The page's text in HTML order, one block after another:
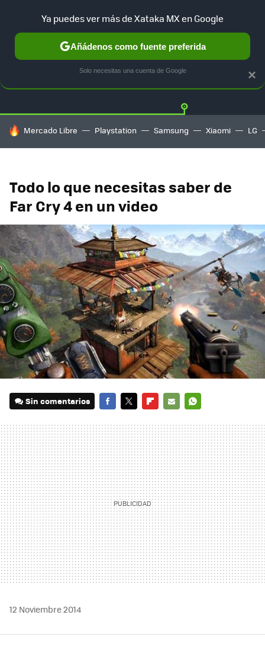
Twitter
HOY SE HABLA DE
Mercado Libre Playstation Samsung Xiaomi LG
Todo lo que necesitas saber de
Far Cry 4 en un video
Sin comentarios
MAIL
12 Noviembre 2014
×
Ya puedes ver más de Xataka MX en Google
Añádenos como fuente preferida
Solo necesitas una cuenta de Google